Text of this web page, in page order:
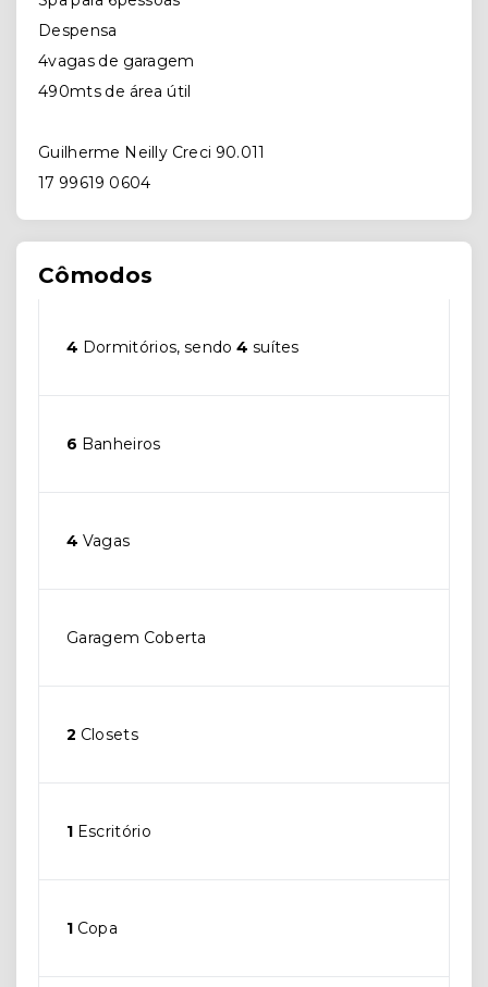
Despensa
4vagas de garagem
490mts de área útil
Guilherme Neilly Creci 90.011
17 99619 0604
Cômodos
4 Dormitórios, sendo4 suítes
6 Banheiros
4 Vagas
Garagem Coberta
2 Closets
1 Escritório
1 Copa